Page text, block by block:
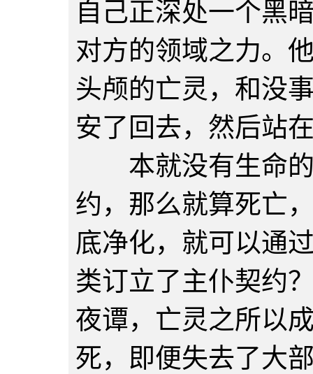
自己正深处一个黑
对方的领域之力。
头颅的亡灵，和没
安了回去，然后站
本就没有生命的
约，那么就算死亡
底净化，就可以通
类订立了主仆契约
夜谭，亡灵之所以
死，即便失去了大